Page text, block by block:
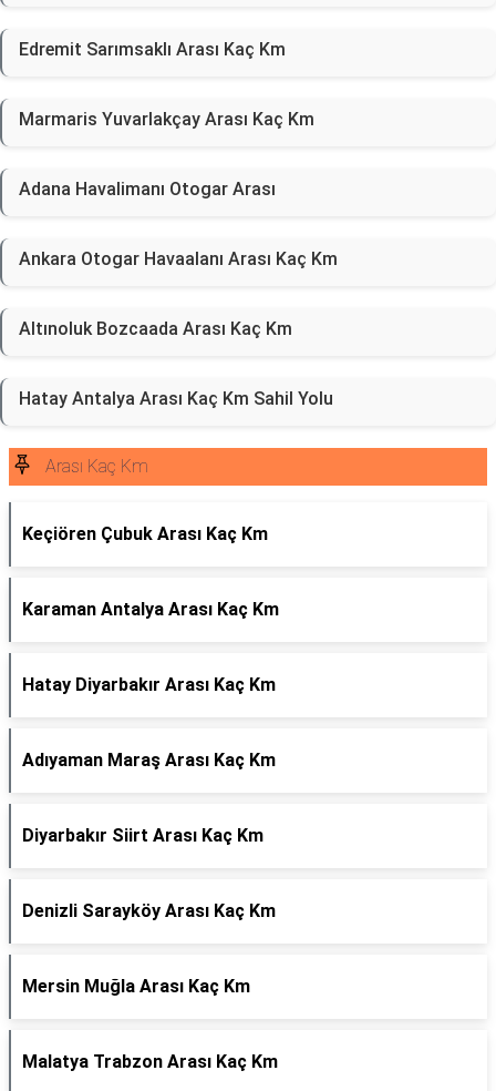
Edremit Sarımsaklı Arası Kaç Km
Marmaris Yuvarlakçay Arası Kaç Km
Adana Havalimanı Otogar Arası
Ankara Otogar Havaalanı Arası Kaç Km
Altınoluk Bozcaada Arası Kaç Km
Hatay Antalya Arası Kaç Km Sahil Yolu
Arası Kaç Km
Keçiören Çubuk Arası Kaç Km
Karaman Antalya Arası Kaç Km
Hatay Diyarbakır Arası Kaç Km
Adıyaman Maraş Arası Kaç Km
Diyarbakır Siirt Arası Kaç Km
Denizli Sarayköy Arası Kaç Km
Mersin Muğla Arası Kaç Km
Malatya Trabzon Arası Kaç Km